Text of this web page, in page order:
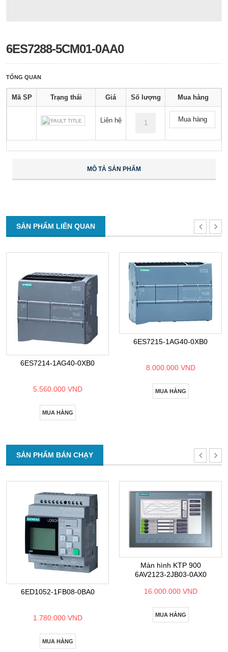
6ES7288-5CM01-0AA0
TỔNG QUAN
Mã SP Trạng thái Giá Số lượng Mua hàng
DEFAULT TITLE Liên hệ Mua hàng
MÔ TẢ SẢN PHẨM
SẢN PHẨM LIÊN QUAN
6ES7214-1AG40-0XB0
5.560.000 VND
MUA HÀNG
6ES7215-1AG40-0XB0
8.000.000 VND
MUA HÀNG
SẢN PHẨM BÁN CHẠY
6ED1052-1FB08-0BA0
1.780.000 VND
MUA HÀNG
Màn hình KTP 900
6AV2123-2JB03-0AX0
16.000.000 VND
MUA HÀNG